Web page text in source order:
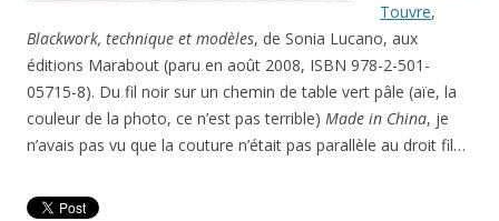
Touvre,
Blackwork, technique et modèles, de Sonia Lucano, aux
éditions Marabout (paru en août 2008, ISBN 978-2-501-
05715-8). Du fil noir sur un chemin de table vert pâle (aïe, la
couleur de la photo, ce n’est pas terrible) Made in China, je
n’avais pas vu que la couture n’était pas parallèle au droit fil…